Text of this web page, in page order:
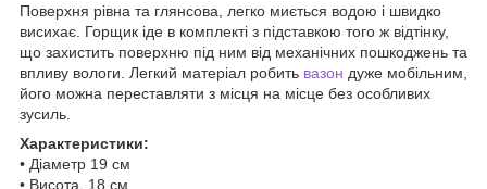
Поверхня рівна та глянсова, легко миється водою і швидко
висихає. Горщик іде в комплекті з підставкою того ж відтінку,
що захистить поверхню під ним від механічних пошкоджень та
впливу вологи. Легкий матеріал робить вазон дуже мобільним,
його можна переставляти з місця на місце без особливих
зусиль.
Характеристики:
• Діаметр 19 см
• Висота, 18 см